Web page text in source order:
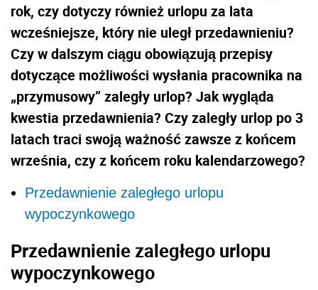
rok, czy dotyczy również urlopu za lata
wcześniejsze, który nie uległ przedawnieniu?
Czy w dalszym ciągu obowiązują przepisy
dotyczące możliwości wysłania pracownika na
„przymusowy” zaległy urlop? Jak wygląda
kwestia przedawnienia? Czy zaległy urlop po 3
latach traci swoją ważność zawsze z końcem
września, czy z końcem roku kalendarzowego?
Przedawnienie zaległego urlopu
wypoczynkowego
Przedawnienie zaległego urlopu
wypoczynkowego